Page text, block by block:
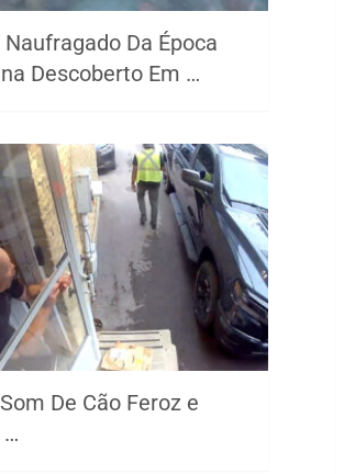
Da Época
Descoberto Em …
De Cão Feroz e
…